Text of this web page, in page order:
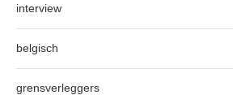
interview
belgisch
grensverleggers